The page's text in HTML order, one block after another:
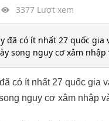
3377 Lượt xem
đã có ít nhất 27 quốc
song nguy cơ xâm
có ít nhất 27 quốc gia
nguy cơ xâm nhập